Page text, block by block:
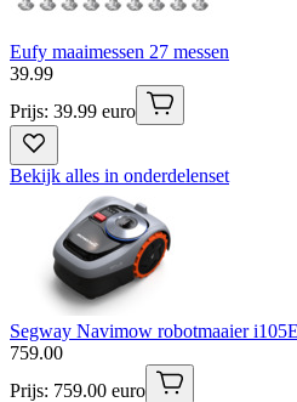
Eufy maaimessen 27 messen
39.99
Prijs: 39.99 euro
Bekijk alles in onderdelenset
Segway Navimow robotmaaier
759.00
Prijs: 759.00 euro